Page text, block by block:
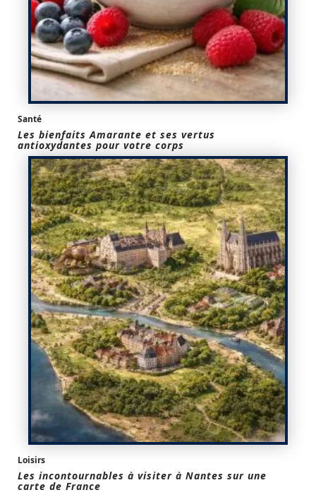
Santé
Les bienfaits Amarante et ses vertus
antioxydantes pour votre corps
Loisirs
Les incontournables à visiter à Nantes sur une
carte de France